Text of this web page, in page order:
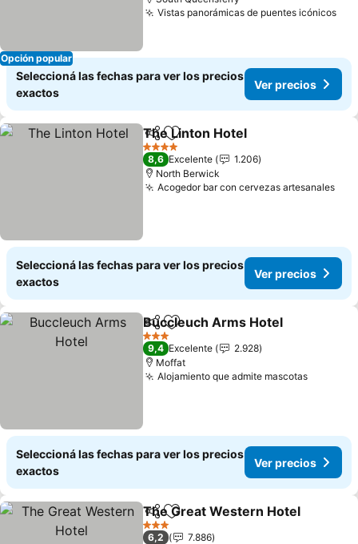
Opción popular
Vistas panorámicas de puentes icónicos
Seleccioná las fechas para ver los precios
exactos
Ver precios
Compartir
Añadir a favoritos
The Linton Hotel
4 Estrellas
8,6 Excelente
1.206
North Berwick
Acogedor bar con cervezas artesanales
Seleccioná las fechas para ver los precios
exactos
Ver precios
CompartirAñadir a favoritos
Buccleuch Arms Hotel
3 Estrellas
9,4 Excelente
2.928
Moffat
Alojamiento que admite mascotas
Seleccioná las fechas para ver los precios
exactos
Ver precios
Compartir
Añadir a favoritos
The Great Western Hotel
3 Estrellas
6,2
7.886